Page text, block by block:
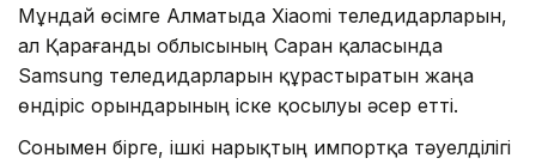
Мұндай өсімге Алматыда Xiaomi теледидарларын,
ал Қарағанды облысының Саран қаласында
Samsung теледидарларын құрастыратын жаңа
өндіріс орындарының іске қосылуы әсер етті.
Сонымен бірге, ішкі нарықтың импортқа тәуелділігі